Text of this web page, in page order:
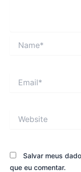
Salvar meus
que eu comentar.